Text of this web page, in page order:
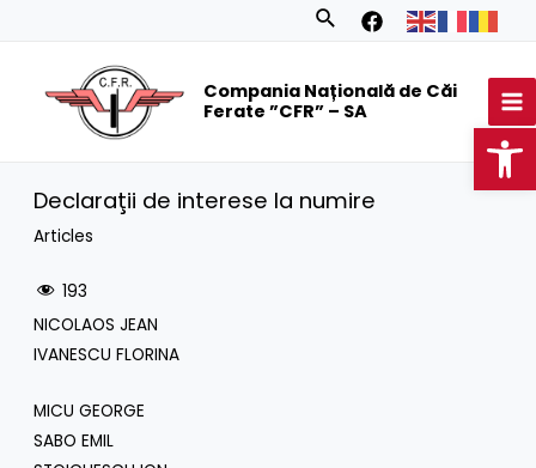
Search
Compania Națională de Căi
Ferate ”CFR” – SA
Declaraţii de interese la numire
Articles
193
NICOLAOS JEAN
IVANESCU FLORINA
MICU GEORGE
SABO EMIL